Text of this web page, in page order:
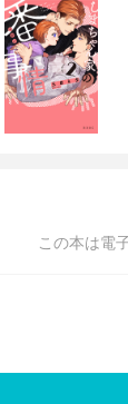
この本は電